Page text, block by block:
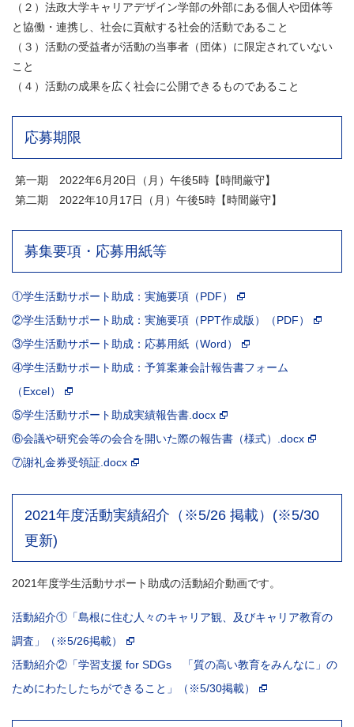
（２）法政大学キャリアデザイン学部の外部にある個人や団体等
と協働・連携し、社会に貢献する社会的活動であること
（３）活動の受益者が活動の当事者（団体）に限定されていない
こと
（４）活動の成果を広く社会に公開できるものであること
応募期限
第一期 2022年6月20日（月）午後5時【時間厳守】
第二期 2022年10月17日（月）午後5時【時間厳守】
募集要項・応募用紙等
①学生活動サポート助成：実施要項（PDF）
②学生活動サポート助成：実施要項（PPT作成版）（PDF）
③学生活動サポート助成：応募用紙（Word）
④学生活動サポート助成：予算案兼会計報告書フォーム
（Excel）
⑤学生活動サポート助成実績報告書.docx
⑥会議や研究会等の会合を開いた際の報告書（様式）.docx
⑦謝礼金券受領証.docx
2021年度活動実績紹介（※5/26 掲載）(※5/30
更新)
2021年度学生活動サポート助成の活動紹介動画です。
活動紹介①「島根に住む人々のキャリア観、及びキャリア教育の
調査」（※5/26掲載）
活動紹介②「学習支援 for SDGs 「質の高い教育をみんなに」の
ためにわたしたちができること」（※5/30掲載）